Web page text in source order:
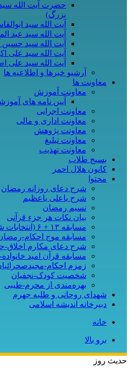
حضرت آیت الله
بزرگ)
آیت الله سید
آیت الله سید عبد
آیت الله سید حسین
آیت الله سید علی
آیت الله سید علی
آرشیو خبرها و اطلاعیه ها
معاونت ها
معاونت آموزش
آیین نامه های
معاونت اجرایی
معاونت اداری و مالی
معاونت پژوهش
معاونت تبلیغ
معاونت تهذیب
بسیج طلاب
کانون هلال احمر
محتوا
شرح دعای روزانه رمضان
شرح یاعلی یاعظیم
نسیم رمضان
بیان نکات هر جزء قرآنی
مسابقه ۱۳ + ۶ (انتخابات شوراها)
مسابقه موج احکام-
شرح دعای مکارم اخلاق-
مسابقه قرآن امید خانواده-
زمزم احکام-
شخصیت کودک-نجفیان
بهره‌مندی از محرم-طیبی
شهدای روحانی و طلبه جهرم
دبیرخانه اندیشه اسلامی
خانه
برو بالا
حدیث روز